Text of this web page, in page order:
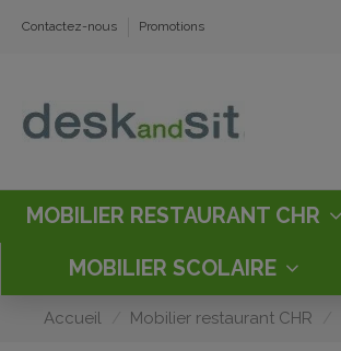
Contactez-nous Promotions
MOBILIER RESTAURANT CHR
MOBILIER SCOLAIRE
Accueil Mobilier restaurant CHR